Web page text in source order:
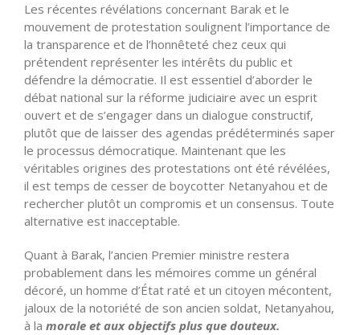
Les récentes révélations concernant Barak et le
mouvement de protestation soulignent l’importance de
la transparence et de l’honnêteté chez ceux qui
prétendent représenter les intérêts du public et
défendre la démocratie. Il est essentiel d’aborder le
débat national sur la réforme judiciaire avec un esprit
ouvert et de s’engager dans un dialogue constructif,
plutôt que de laisser des agendas prédéterminés saper
le processus démocratique. Maintenant que les
véritables origines des protestations ont été révélées,
il est temps de cesser de boycotter Netanyahou et de
rechercher plutôt un compromis et un consensus. Toute
alternative est inacceptable.
Quant à Barak, l’ancien Premier ministre restera
probablement dans les mémoires comme un général
décoré, un homme d’État raté et un citoyen mécontent,
jaloux de la notoriété de son ancien soldat, Netanyahou,
à la morale et aux objectifs plus que douteux.